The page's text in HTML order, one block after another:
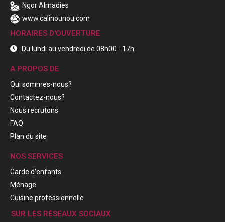
Ngor Almadies
www.calinounou.com
HORAIRES D'OUVERTURE
Du lundi au vendredi de 08h00 - 17h
A PROPOS DE
Qui sommes-nous?
Contactez-nous?
Nous recrutons
FAQ
Plan du site
NOS SERVICES
Garde d'enfants
Ménage
Cuisine professionnelle
SUR LES RÉSEAUX SOCIAUX